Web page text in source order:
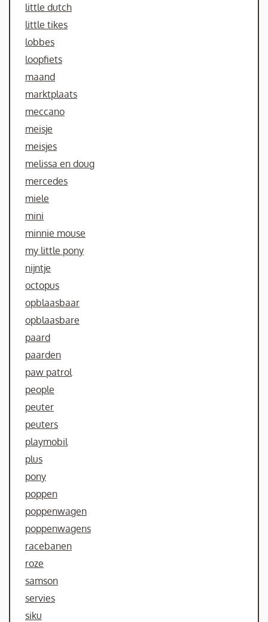
little dutch
little tikes
lobbes
loopfiets
maand
marktplaats
meccano
meisje
meisjes
melissa en doug
mercedes
miele
mini
minnie mouse
my little pony
nijntje
octopus
opblaasbaar
opblaasbare
paard
paarden
paw patrol
people
peuter
peuters
playmobil
plus
pony
poppen
poppenwagen
poppenwagens
racebanen
roze
samson
servies
siku